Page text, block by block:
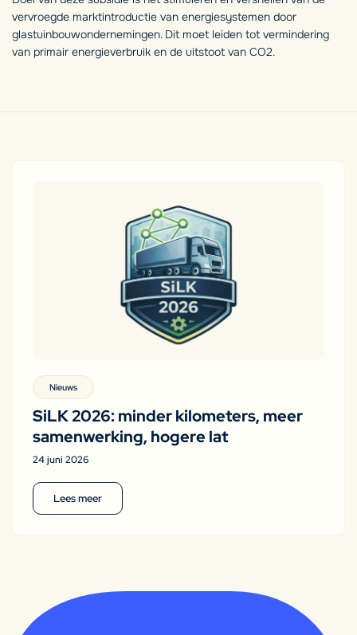
vervroegde marktintroductie van energiesystemen door
glastuinbouwondernemingen. Dit moet leiden tot vermindering
van primair energieverbruik en de uitstoot van CO2.
Nieuws
SiLK 2026: minder kilometers, meer
samenwerking, hogere lat
24 juni 2026
Lees meer